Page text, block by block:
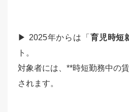
▶ 2025年からは「 育児時短
ト。
対象者には、**時短勤務中の
されます。